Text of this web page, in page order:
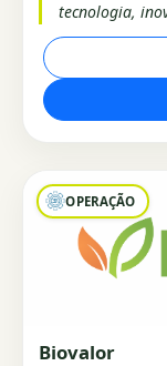
tecnologia,
OPERAÇÃO
Biovalor